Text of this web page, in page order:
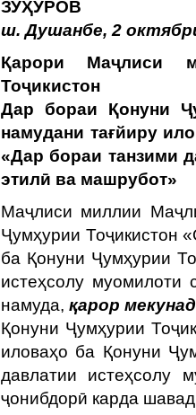
ЗУҲУРОВ
ш. Душанбе, 2
Қарори Маҷлиси
Тоҷикистон
Дар бораи Қонуни
намудани тағйиру
«Дар бораи танзими
этилӣ ва машрубот»
Маҷлиси миллии
Ҷумҳурии Тоҷикистон
ба Қонуни Ҷумҳурии
истеҳсолу муомилоти
намуда, қарор
Қонуни Ҷумҳурии
иловаҳо ба Қонуни
давлатии истеҳсолу
ҷонибдорӣ карда